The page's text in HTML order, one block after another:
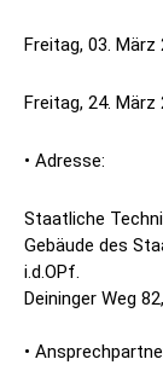
Freitag, 03. März
Freitag, 24. März
• Adresse:
Staatliche
Gebäude des
i.d.OPf.
Deininger Weg
•